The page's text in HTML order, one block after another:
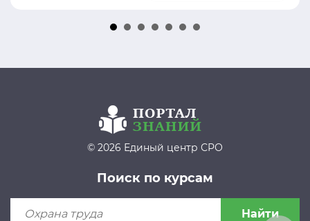
© 2026 Единый центр СРО
Поиск по курсам
Найти